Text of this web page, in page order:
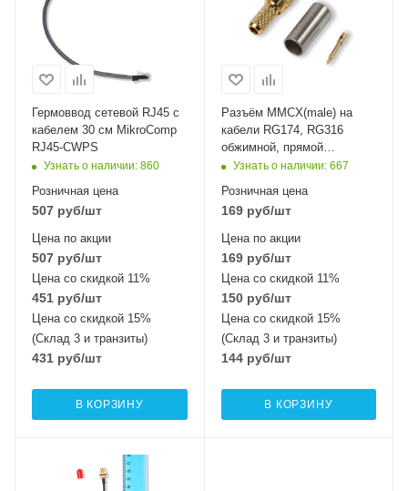
Гермоввод сетевой RJ45 с
кабелем 30 см MikroComp
RJ45-CWPS
Узнать о наличии: 860
Розничная цена
507 руб/шт
Цена по акции
507 руб/шт
Цена со скидкой 11%
451 руб/шт
Цена со скидкой 15%
(Склад 3 и транзиты)
431 руб/шт
В КОРЗИНУ
Разъём MMCX(male) на
кабели RG174, RG316
обжимной, прямой
MikroComp 13-111L
Узнать о наличии: 667
Розничная цена
169руб/шт
Цена по акции
169руб/шт
Цена со скидкой 11%
150руб/шт
Цена со скидкой 15%
(Склад 3 и транзиты)
144руб/шт
В КОРЗИНУ